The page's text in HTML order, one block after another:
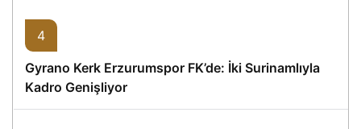
4
Gyrano Kerk Erzurumspor FK’de: İki Surinamlıyla
Kadro Genişliyor